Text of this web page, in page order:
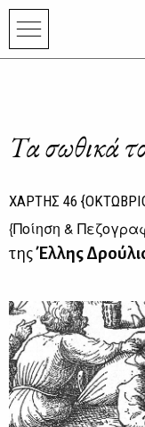
Τα σωθικά
ΧΑΡΤΗΣ 46
{Ποίηση &
τηςΈλλης